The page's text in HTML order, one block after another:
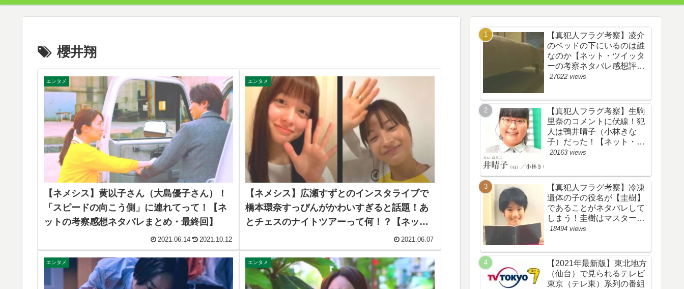
櫻井翔
エンタメ
【ネメシス】黄以子さん（大島優子さん）！
「スピードの向こう側」に連れてって！【ネ
ットの考察感想ネタバレまとめ・最終回】
2021.06.14 2021.10.12
エンタメ
【ネメシス】広瀬すずとのインスタライブで
橋本環奈すっぴんがかわいすぎると話題！あ
とチェスのナイトツアーって何！？【ネット
の考察感想ネタバレまとめ【第９話】 2021.06.07
エンタメ エンタメ
【真犯人フラグ考察】凌介
のベッドの下にいるのは誰
なのか【ネット・ツイッタ
ーの考察ネタバレ感想評価
評判あらすじ原作犯人キャ
27022 views
【真犯人フラグ考察】生駒
里奈のコメントに伏線！犯
人は鴨井晴子（小林きな
子）だった！【ネット・ツ
イッターの考察ネタバレ感
め・鴨居晴子】
20163 views
【真犯人フラグ考察】冷凍
遺体の子の役名が【圭樹】
であることがネタバレして
しまう！圭樹はマスター日
野渉とバタコの子供か！
作犯人キャスト黒幕伏線ま
とめ】
18494 views
【2021年最新版】東北地方
（仙台）で見られるテレビ
東京（テレ東）系列の番組